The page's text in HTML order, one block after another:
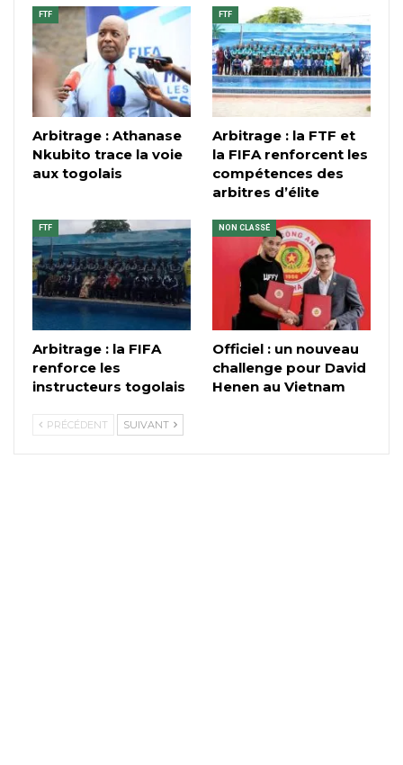
FTF
Arbitrage : Athanase
Nkubito trace la voie
aux togolais
FTF
Arbitrage : la FTF et
la FIFA renforcent les
compétences des
arbitres d’élite
FTF
Arbitrage : la FIFA
renforce les
instructeurs togolais
NON CLASSÉ
Officiel : un nouveau
challenge pour David
Henen au Vietnam
PRÉCÉDENT SUIVANT